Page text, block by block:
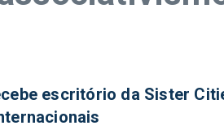
escritório da Sister